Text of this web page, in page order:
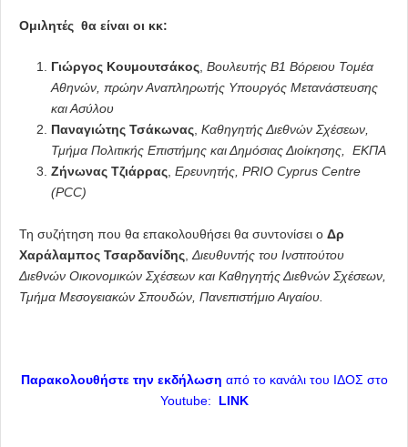
Ομιλητές θα είναι οι κκ:
Γιώργος Κουμουτσάκος Βουλευτής Β1 Βόρειου Τομέα
Αθηνών, πρώην Αναπληρωτής Υπουργός Μετανάστευσης
και Ασύλου
Παναγιώτης Τσάκωνας Καθηγητής Διεθνών Σχέσεων,
Τμήμα Πολιτικής Επιστήμης και Δημόσιας Διοίκησης, ΕΚΠΑ
Ζήνωνας Τζιάρρας Ερευνητής, PRIO Cyprus Centre
(PCC)
Τη συζήτηση που θα επακολουθήσει θα συντονίσει ο Δρ
Χαράλαμπος Τσαρδανίδης Διευθυντής του Ινστιτούτου
Διεθνών Οικονομικών Σχέσεων και Καθηγητής Διεθνών Σχέσεων,
Τμήμα Μεσογειακών Σπουδών, Πανεπιστήμιο Αιγαίου.
Παρακολουθήστε την εκδήλωση από το κανάλι του ΙΔΟΣ στο
Youtube:
LINK